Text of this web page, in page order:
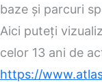
baze şi parcuri
Aici puteţi
celor 13 ani de
https://